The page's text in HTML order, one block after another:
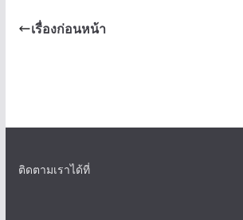
เรื่องก่อนหน้า
ติดตามเราได้ที่